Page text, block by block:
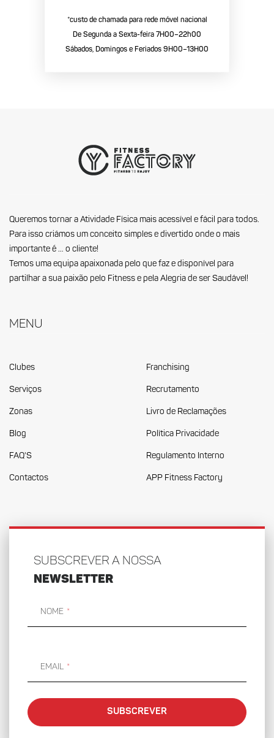
*custo de chamada para rede móvel nacional
De Segunda a Sexta-feira 7H00–22h00
Sábados, Domingos e Feriados 9H00–13H00
Queremos tornar a Atividade Física mais acessível e fácil para todos.
Para isso criámos um conceito simples e divertido onde o mais
importante é … o cliente!
Temos uma equipa apaixonada pelo que faz e disponível para
partilhar a sua paixão pelo Fitness e pela Alegria de ser Saudável!
Menu
Clubes
Serviços
Zonas
Blog
FAQ'S
Contactos
Franchising
Recrutamento
Livro de Reclamações
Política Privacidade
Regulamento Interno
APP Fitness Factory
SUBSCREVER A NOSSA
NEWSLETTER
Nome
Email
SUBSCREVER